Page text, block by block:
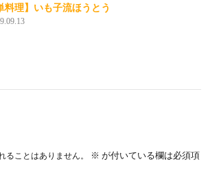
料理】いも子流ほうとう
ることはありません。 ※ が付いている欄は必須項